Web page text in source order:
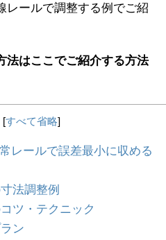
レールで調整する例でご紹
法はここでご紹介する方法
[すべて省略]
レールで誤差最小に収める
法調整例
ツ・テクニック
ン